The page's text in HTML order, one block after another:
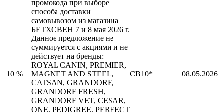
-10 %
промокода при выборе
способа доставки
самовывозом из магазина
БЕТХОВЕН 7 и 8 мая 2026 г.
Данное предложение не
суммируется с акциями и не
действует на бренды:
ROYAL CANIN, PREMIER,
MAGNET AND STEEL,
CATSAN, GRANDORF,
GRANDORF FRESH,
GRANDORF VET, CESAR,
ONE, PEDIGREE, PERFECT
СВ10* 08.05.2026